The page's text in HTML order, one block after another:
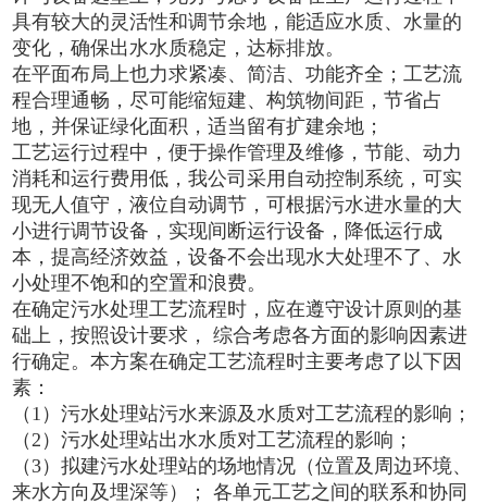
具有较大的灵活性和调节余地，能适应水质、水量的
变化，确保出水水质稳定，达标排放。
在平面布局上也力求紧凑、简洁、功能齐全；工艺流
程合理通畅，尽可能缩短建、构筑物间距，节省占
地，并保证绿化面积，适当留有扩建余地；
工艺运行过程中，便于操作管理及维修，节能、动力
消耗和运行费用低，我公司采用自动控制系统，可实
现无人值守，液位自动调节，可根据污水进水量的大
小进行调节设备，实现间断运行设备，降低运行成
本，提高经济效益，设备不会出现水大处理不了、水
小处理不饱和的空置和浪费。
在确定污水处理工艺流程时，应在遵守设计原则的基
础上，按照设计要求， 综合考虑各方面的影响因素进
行确定。本方案在确定工艺流程时主要考虑了以下因
素：
（1）污水处理站污水来源及水质对工艺流程的影响；
（2）污水处理站出水水质对工艺流程的影响；
（3）拟建污水处理站的场地情况（位置及周边环境、
来水方向及埋深等）； 各单元工艺之间的联系和协同